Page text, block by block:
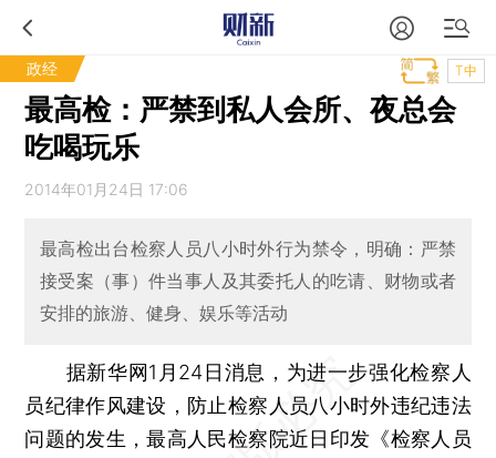
政经 T中
最高检：严禁到私人会所、夜总会
吃喝玩乐
2014年01月24日 17:06
最高检出台检察人员八小时外行为禁令，明确：严禁
接受案（事）件当事人及其委托人的吃请、财物或者
安排的旅游、健身、娱乐等活动
据新华网1月24日消息，为进一步强化检察人
员纪律作风建设，防止检察人员八小时外违纪违法
问题的发生，最高人民检察院近日印发《检察人员